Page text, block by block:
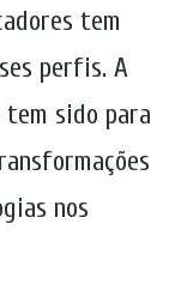
tem
perfis. A
tem sido para
nos